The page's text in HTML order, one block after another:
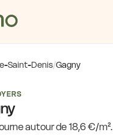
Saint-Denis/Gagny
autour de 18,6 €/m².